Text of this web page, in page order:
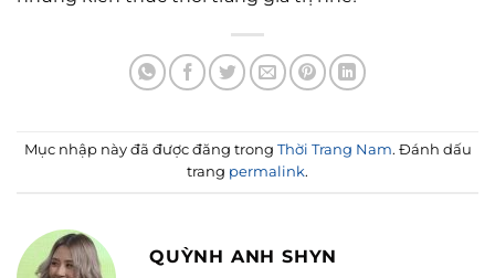
Mục nhập này đã được đăng trong Thời Trang Nam. Đánh dấu
trang permalink.
QUỲNH ANH SHYN